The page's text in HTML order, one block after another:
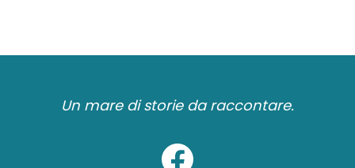
Un mare di storie da raccontare.